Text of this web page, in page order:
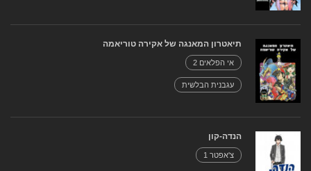
תיאטרון המאנגה של אקירה טוריאמה
אי הפלאים 2
עגבנית הבלשית
הנדה-קון
צ'אפטר 1